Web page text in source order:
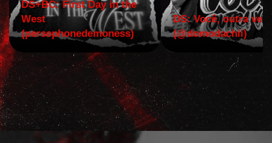
DS+BC: First Day in the
West
(persephonedemoness)
DS: Você, outra vez!
(@domodachii)